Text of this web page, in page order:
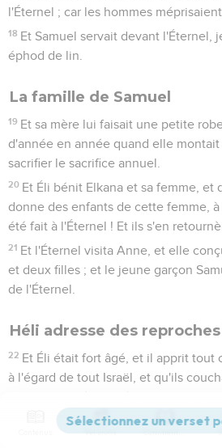
l'Éternel ; car les hommes
18 Et Samuel servait devant l'Éternel,
éphod de lin.
La famille de Samuel
19 Et sa mère lui faisait une petite
d'année en année quand elle
sacrifier le sacrifice annuel.
20 Et Éli bénit Elkana et sa femme, et
donne des enfants de cette femme,
été fait à l'Éternel ! Et ils s'en
21 Et l'Éternel visita Anne, et elle
et deux filles ; et le jeune garçon
de l'Éternel.
Héli adresse des
22 Et Éli était fort âgé, et il apprit tout
à l'égard de tout Israël, et qu'ils
qui servaient à l'entrée de la tente
Et il leur dit : Pourquoi faites-vous
Versions Commentaires